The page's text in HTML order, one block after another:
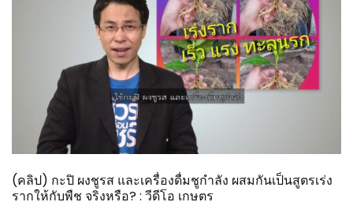
(คลิป) กะปิ ผงชูรส และเครื่องดื่มชูกำลัง ผสมกันเป็นสูตรเร่ง
รากให้กับพืช จริงหรือ? : วีดีโอ เกษตร